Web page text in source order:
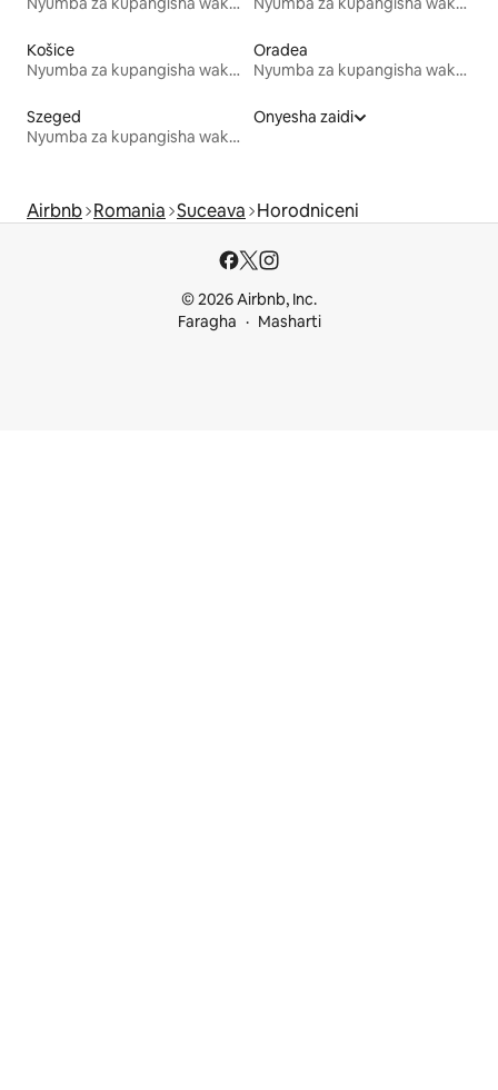
Košice
Nyumba za kupangisha wakati wa likizo
Oradea
Nyumba za kupangisha wakati wa likizo
Szeged
Nyumba za kupangisha wakati wa likizo
Onyesha zaidi
Airbnb Romania Suceava Horodniceni
© 2026 Airbnb, Inc.
Faragha
Masharti